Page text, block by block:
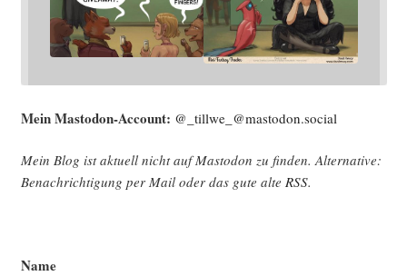
Mein Mast­o­don-Account: @_tillwe_@mastodon.social
Mein Blog ist aktu­ell nicht auf Mast­o­don zu fin­den. Alter­na­ti­ve:
Benach­rich­ti­gung per Mail oder das gute alte RSS.
Name